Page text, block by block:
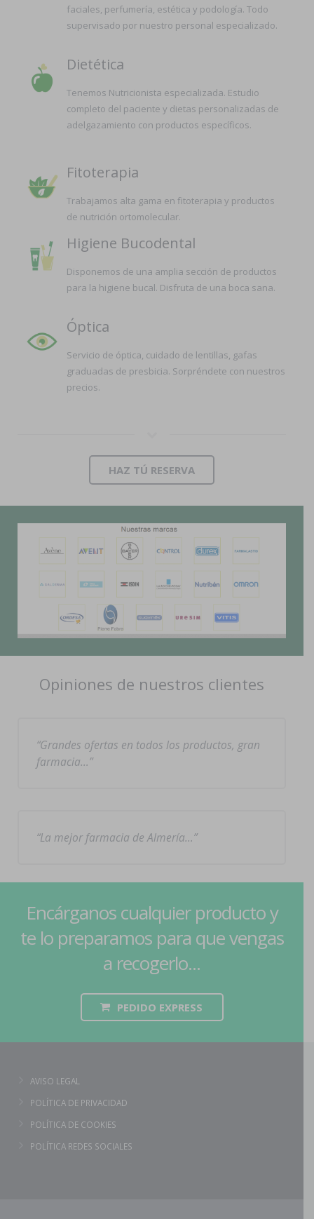
faciales, perfumería, estética y podología. Todo
supervisado por nuestro personal especializado.
Dietética
Tenemos Nutricionista especializada. Estudio
completo del paciente y dietas personalizadas de
adelgazamiento con productos específicos.
Fitoterapia
Trabajamos alta gama en fitoterapia y productos
de nutrición ortomolecular.
Higiene Bucodental
Disponemos de una amplia sección de productos
para la higiene bucal. Disfruta de una boca sana.
Óptica
Servicio de óptica, cuidado de lentillas, gafas
graduadas de presbicia. Sorpréndete con nuestros
precios.
HAZ TÚ RESERVA
Opiniones de nuestros clientes
Grandes ofertas en todos los productos, gran
farmacia…
La mejor farmacia de Almería…
Encárganos cualquier producto y
te lo preparamos para que vengas
a recogerlo...
PEDIDO EXPRESS
AVISO LEGAL
POLÍTICA DE PRIVACIDAD
POLÍTICA DE COOKIES
POLÍTICA REDES SOCIALES